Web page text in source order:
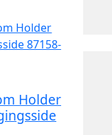
Holder